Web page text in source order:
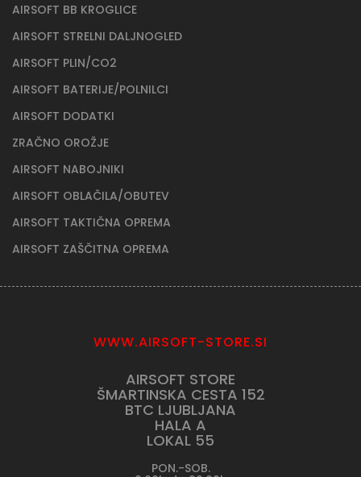
AIRSOFT BB KROGLICE
AIRSOFT STRELNI DALJNOGLED
AIRSOFT PLIN/CO2
AIRSOFT BATERIJE/POLNILCI
AIRSOFT DODATKI
ZRAČNO OROŽJE
AIRSOFT NABOJNIKI
AIRSOFT OBLAČILA/OBUTEV
AIRSOFT TAKTIČNA OPREMA
AIRSOFT ZAŠČITNA OPREMA
WWW.AIRSOFT-STORE.SI
AIRSOFT STORE
ŠMARTINSKA CESTA 152
BTC LJUBLJANA
HALA A
LOKAL 55
PON.-SOB.